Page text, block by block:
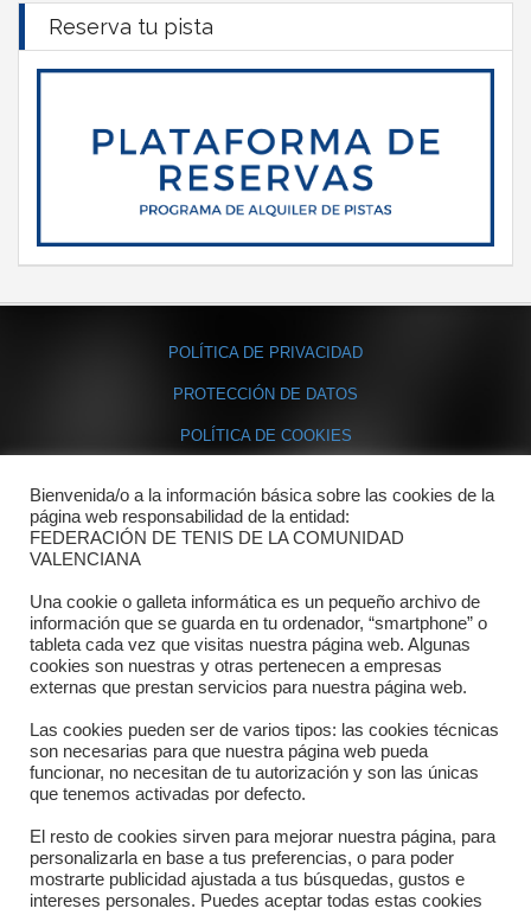
Reserva tu pista
POLÍTICA DE PRIVACIDAD
PROTECCIÓN DE DATOS
POLÍTICA DE COOKIES
Contacto
Dónde estamos
Directorio departamentos
Horario
Formulario de contacto
Bienvenida/o a la información básica sobre las cookies de la
página web responsabilidad de la entidad:
FEDERACIÓN DE TENIS DE LA COMUNIDAD
VALENCIANA
Una cookie o galleta informática es un pequeño archivo de
información que se guarda en tu ordenador, “smartphone” o
tableta cada vez que visitas nuestra página web. Algunas
cookies son nuestras y otras pertenecen a empresas
externas que prestan servicios para nuestra página web.
Las cookies pueden ser de varios tipos: las cookies técnicas
son necesarias para que nuestra página web pueda
funcionar, no necesitan de tu autorización y son las únicas
que tenemos activadas por defecto.
El resto de cookies sirven para mejorar nuestra página, para
personalizarla en base a tus preferencias, o para poder
mostrarte publicidad ajustada a tus búsquedas, gustos e
intereses personales. Puedes aceptar todas estas cookies